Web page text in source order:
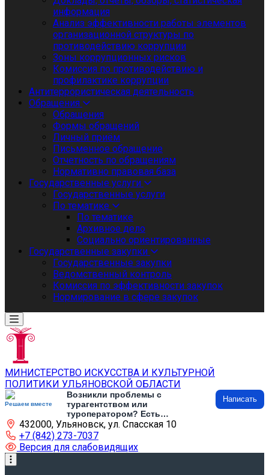
информация
Анализ эффективности работы элементов
организационной структуры по
противодействию коррупции
Зоны коррупционных рисков
Комиссия по противодействию и
профилактике коррупции
Антитеррористическая деятельность
Обращения
Обращения
Формы обращений
Личный приём
Письменное обращение
Отчетность по обращениям
Нормативно правовая база
Государственные услуги
Государственные услуги
По тематике
По тематике
Архивное дело
Социально ориентированные
Государственные закупки
Государственные закупки
Ведомственный контроль
Комиссия по эффективности закупок
Нормирование в сфере закупок
МИНИСТЕРСТВО ИСКУССТВА И КУЛЬТУРНОЙ
ПОЛИТИКИ УЛЬЯНОВСКОЙ ОБЛАСТИ
Решаем вместе
Возникли проблемы с
турагентством или
туроператором? Есть
предложения по развитию
туризма и туристической
инфраструктуры? Напишите об
этом
Написать
432000, Ульяновск, ул. Спасская 10
+7 (842) 273-7037
Версия для слабовидящих